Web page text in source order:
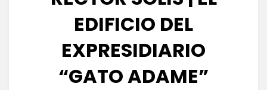
EDIFICIO DEL
EXPRESIDIARIO
“GATO ADAME”